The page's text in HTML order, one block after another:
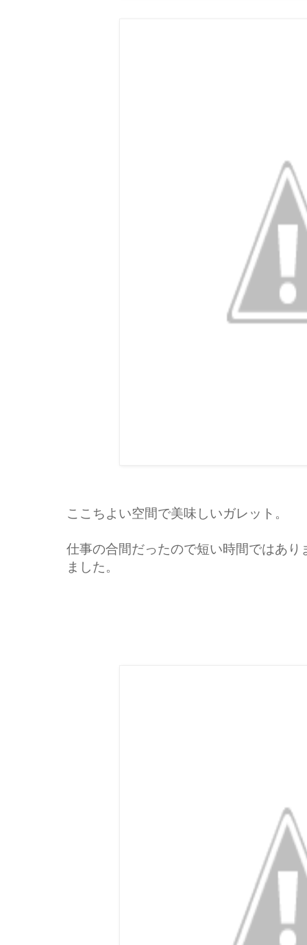
ここちよい空間で美味しいガレット。
仕事の合間だったので短い時間ではあ
ました。